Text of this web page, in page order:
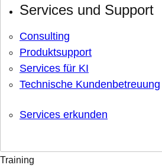
Services und Support
Consulting
Produktsupport
Services für KI
Technische Kundenbetreuung
Services erkunden
Training